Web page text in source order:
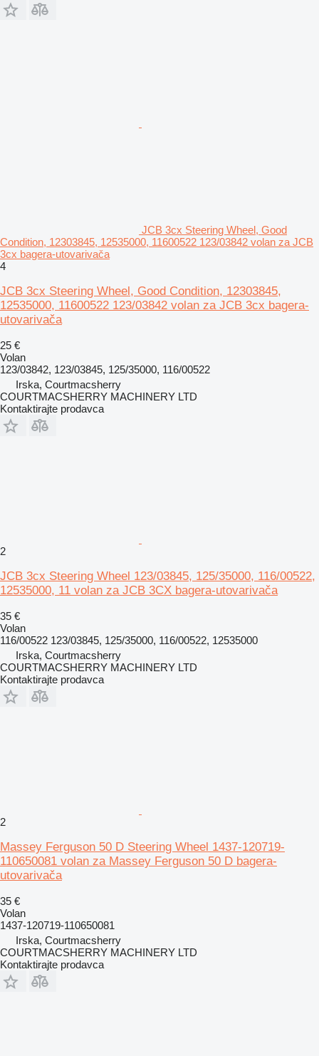
JCB 3cx Steering Wheel, Good
Condition, 12303845, 12535000, 11600522 123/03842 volan za JCB
3cx bagerа-utovarivačа
4
JCB 3cx Steering Wheel, Good Condition, 12303845,
12535000, 11600522 123/03842 volan za JCB 3cx bagera-
utovarivača
25 €
Volan
123/03842, 123/03845, 125/35000, 116/00522
Irska, Courtmacsherry
COURTMACSHERRY MACHINERY LTD
Kontaktirajte prodavca
2
JCB 3cx Steering Wheel 123/03845, 125/35000, 116/00522,
12535000, 11 volan za JCB 3CX bagera-utovarivača
35 €
Volan
116/00522 123/03845, 125/35000, 116/00522, 12535000
Irska, Courtmacsherry
COURTMACSHERRY MACHINERY LTD
Kontaktirajte prodavca
2
Massey Ferguson 50 D Steering Wheel 1437-120719-
110650081 volan za Massey Ferguson 50 D bagera-
utovarivača
35 €
Volan
1437-120719-110650081
Irska, Courtmacsherry
COURTMACSHERRY MACHINERY LTD
Kontaktirajte prodavca